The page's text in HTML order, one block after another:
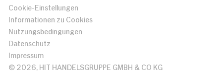
Cookie-Einstellungen
Informationen zu Cookies
Nutzungsbedingungen
Datenschutz
Impressum
© 2026, HIT HANDELSGRUPPE GMBH & CO KG